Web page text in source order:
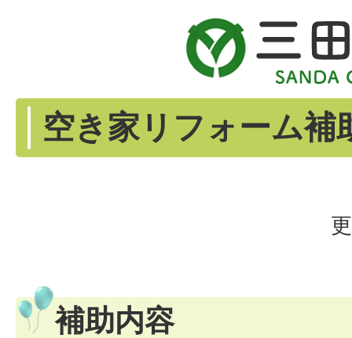
空き家リフォーム補
補助内容